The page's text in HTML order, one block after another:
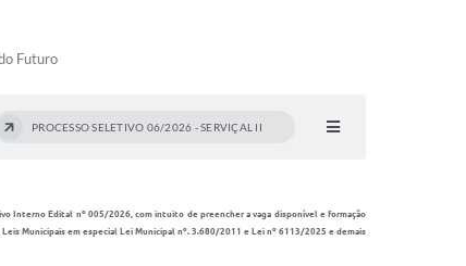
Futuro
PROCESSO SELETIVO 06/2026 - SERVIÇAL II
Interno Edital nº 005/2026, com intuito de preencher a vaga disponível e formação
Municipais em especial Lei Municipal nº. 3.680/2011 e Lei nº 6113/2025 e demais